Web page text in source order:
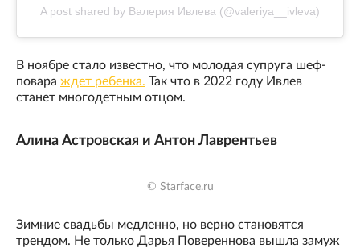
A post shared by Валерия Ивлева (@valeriya__ivleva)
В ноябре стало известно, что молодая супруга шеф-
повара ждет ребенка. Так что в 2022 году Ивлев
станет многодетным отцом.
Алина Астровская и Антон Лаврентьев
© Starface.ru
Зимние свадьбы медленно, но верно становятся
трендом. Не только Дарья Повереннова вышла замуж